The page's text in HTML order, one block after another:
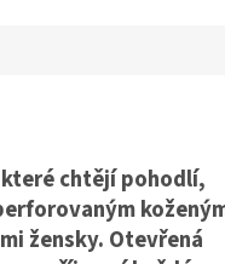
chtějí pohodlí,
žensky. Otevřená